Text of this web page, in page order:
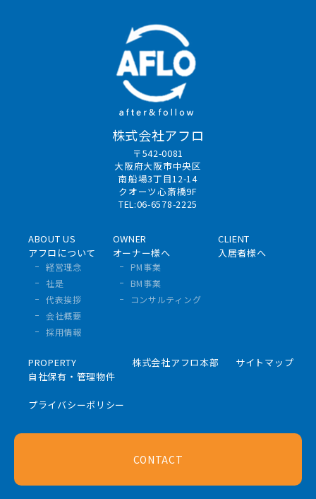
株式会社アフロ
〒542-0081
大阪府大阪市中央区
南船場3丁目12-14
クオーツ心斎橋9F
TEL:06-6578-2225
ABOUT US
アフロについて
経営理念
社是
代表挨拶
会社概要
採用情報
OWNER
オーナー様へ
PM事業
BM事業
コンサルティング
CLIENT
入居者様へ
PROPERTY
自社保有・管理物件
株式会社アフロ本部 サイトマップ
プライバシーポリシー
CONTACT